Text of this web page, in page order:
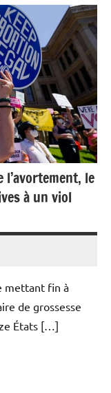
l’avortement, le
à un viol
mettant fin à
de grossesse
États […]